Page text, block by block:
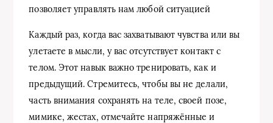
позволяет управлять нам любой ситуацией
Каждый раз, когда вас захватывают чувства или вы
улетаете в мысли, у вас отсутствует контакт с
телом. Этот навык важно тренировать, как и
предыдущий. Стремитесь, чтобы вы не делали,
часть внимания сохранять на теле, своей позе,
мимике, жестах, отмечайте напряжённые и